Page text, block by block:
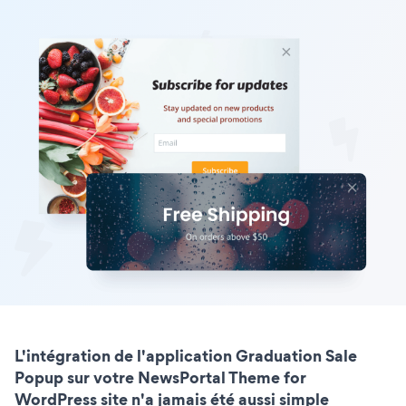
L'intégration de l'application Graduation Sale
Popup sur votre NewsPortal Theme for
WordPress site n'a jamais été aussi simple